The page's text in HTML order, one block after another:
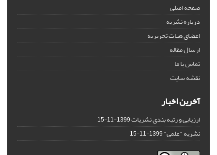
صفحه اصلی
درباره نشریه
اعضای هیات تحریریه
ارسال مقاله
تماس با ما
نقشه سایت
آخرین اخبار
ارزیابی و رتبه بندی نشریات1399-11-15
نشریه "علمی"1399-11-15